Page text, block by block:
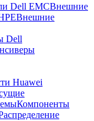
Dell EMCВнешние
Внешние
Dell
Huawei
Компоненты